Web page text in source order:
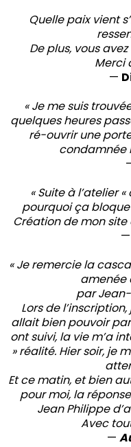
Quelle paix vient
De plus, vous
Merci
—
« Je me suis
quelques heures
ré-ouvrir une
condamnée
« Suite à l’atelier
pourquoi ça bloque
Création de mon
—
« Je remercie la
amenée
par
Lors de
allait bien pouvoir
ont suivi, la vie m’a
» réalité. Hier soir, je
Et ce matin, et bien
pour moi, la
Jean Philippe
Avec
—